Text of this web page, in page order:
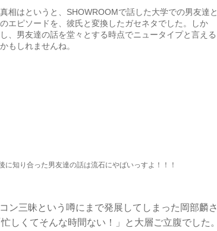
真相はというと、SHOWROOMで話した大学での男友達と
のエピソードを、彼氏と変換したガセネタでした。しか
し、男友達の話を堂々とする時点でニュータイプと言える
かもしれませんね。
知り合った男友達の話は流石にやばいっすよ！！！
ン三昧という噂にまで発展してしまった岡部麟さ
しくてそんな時間ない！」と大層ご立腹でした。